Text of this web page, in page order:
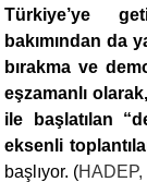
Türkiye’ye
bakımından da
bırakma ve
eşzamanlı
ile başlatılan
eksenli
başlıyor. (